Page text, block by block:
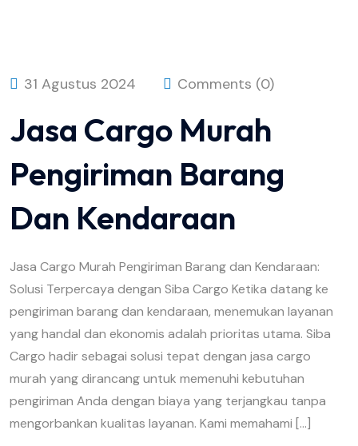
31 Agustus 2024 Comments (0)
Jasa Cargo Murah
Pengiriman Barang
Dan Kendaraan
Jasa Cargo Murah Pengiriman Barang dan Kendaraan:
Solusi Terpercaya dengan Siba Cargo Ketika datang ke
pengiriman barang dan kendaraan, menemukan layanan
yang handal dan ekonomis adalah prioritas utama. Siba
Cargo hadir sebagai solusi tepat dengan jasa cargo
murah yang dirancang untuk memenuhi kebutuhan
pengiriman Anda dengan biaya yang terjangkau tanpa
mengorbankan kualitas layanan. Kami memahami […]